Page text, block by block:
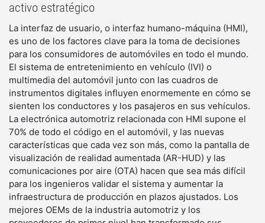
activo estratégico
La interfaz de usuario, o interfaz humano-máquina (HMI),
es uno de los factores clave para la toma de decisiones
para los consumidores de automóviles en todo el mundo.
El sistema de entretenimiento en vehículo (IVI) o
multimedia del automóvil junto con las cuadros de
instrumentos digitales influyen enormemente en cómo se
sienten los conductores y los pasajeros en sus vehículos.
La electrónica automotriz relacionada con HMI supone el
70% de todo el código en el automóvil, y las nuevas
características que cada vez son más, como la pantalla de
visualización de realidad aumentada (AR-HUD) y las
comunicaciones por aire (OTA) hacen que sea más difícil
para los ingenieros validar el sistema y aumentar la
infraestructura de producción en plazos ajustados. Los
mejores OEMs de la industria automotriz y los